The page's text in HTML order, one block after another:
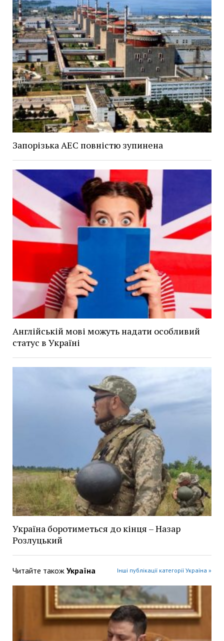
Запорізька АЕС повністю зупинена
Англійській мові можуть надати особливий
статус в Україні
Україна боротиметься до кінця – Назар
Розлуцький
Читайте також Україна Інші публікації категорії Україна »